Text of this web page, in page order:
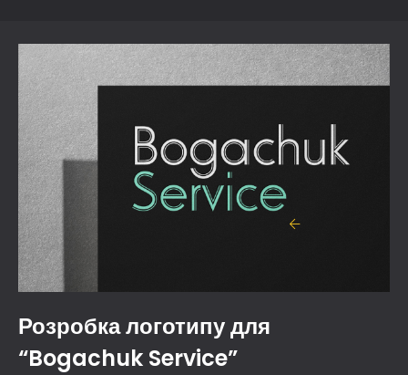
Розробка логотипу для
“Bogachuk Service”